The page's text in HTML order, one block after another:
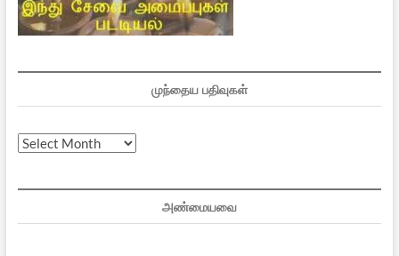
முந்தைய பதிவுகள்
முந்தைய
அண்மையவை